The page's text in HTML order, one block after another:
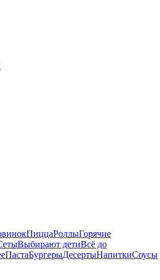
ПиццаРоллыГорячие
Выбирают детиВсё до
ПастаБургерыДесертыНапиткиСоусы